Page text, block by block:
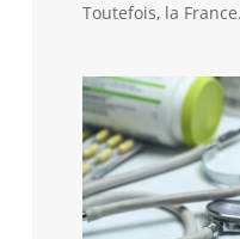
Toutefois, la